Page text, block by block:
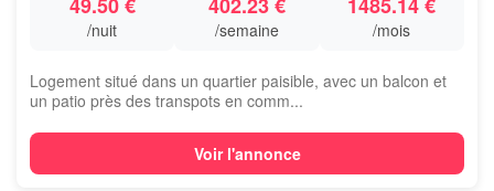
/nuit /semaine /mois
Logement situé dans un quartier paisible, avec un balcon et
un patio près des transpots en comm...
Voir l'annonce